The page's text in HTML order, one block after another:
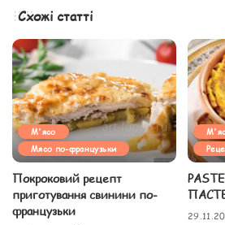
Схожі статті
М'ясо
Мясо по-французьки
Покроковий рецепт
приготування свинини по-
французьки